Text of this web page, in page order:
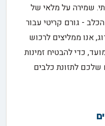
שמירה על מלאי של
- גורם קריטי עבור
אנו ממליצים לרכוש
כדי להבטיח זמינות
שלכם לתזונת כלבים